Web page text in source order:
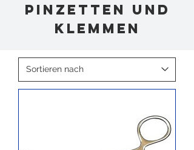
Pinzetten und
Klemmen